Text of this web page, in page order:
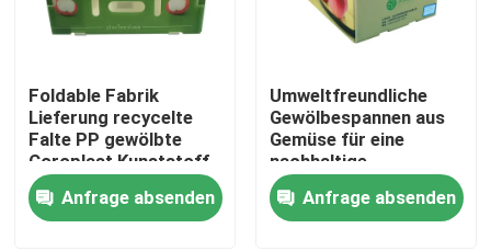
Produkte
Videos
Über uns
Werksbesichtigung
Foldable Fabrik
Lieferung recycelte
Falte PP gewölbte
Coroplast Kunststoff
Obst-Gemüse-Box
Anfrage absenden
Umweltfreundliche
Gewölbespannen aus
Gemüse für eine
nachhaltige
Landwirtschaft
Anfrage absenden